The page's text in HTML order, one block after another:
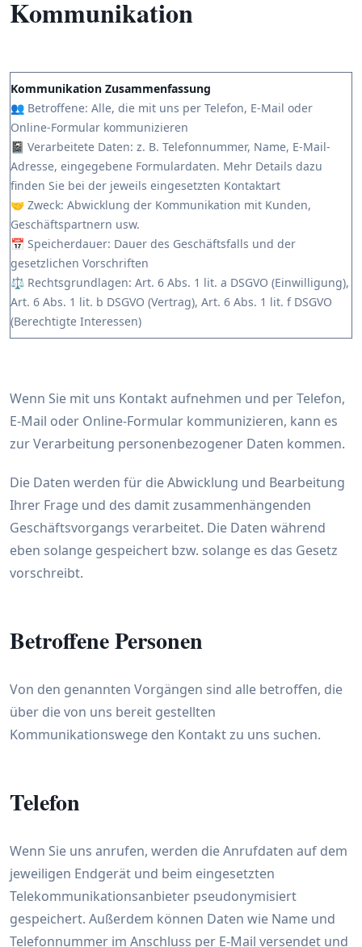
Kommunikation
Kommunikation Zusammenfassung
👥 Betroffene: Alle, die mit uns per Telefon, E-Mail oder
Online-Formular kommunizieren
📓 Verarbeitete Daten: z. B. Telefonnummer, Name, E-Mail-
Adresse, eingegebene Formulardaten. Mehr Details dazu
finden Sie bei der jeweils eingesetzten Kontaktart
🤝 Zweck: Abwicklung der Kommunikation mit Kunden,
Geschäftspartnern usw.
📅 Speicherdauer: Dauer des Geschäftsfalls und der
gesetzlichen Vorschriften
⚖️ Rechtsgrundlagen: Art. 6 Abs. 1 lit. a DSGVO (Einwilligung),
Art. 6 Abs. 1 lit. b DSGVO (Vertrag), Art. 6 Abs. 1 lit. f DSGVO
(Berechtigte Interessen)
Wenn Sie mit uns Kontakt aufnehmen und per Telefon,
E-Mail oder Online-Formular kommunizieren, kann es
zur Verarbeitung personenbezogener Daten kommen.
Die Daten werden für die Abwicklung und Bearbeitung
Ihrer Frage und des damit zusammenhängenden
Geschäftsvorgangs verarbeitet. Die Daten während
eben solange gespeichert bzw. solange es das Gesetz
vorschreibt.
Betroffene Personen
Von den genannten Vorgängen sind alle betroffen, die
über die von uns bereit gestellten
Kommunikationswege den Kontakt zu uns suchen.
Telefon
Wenn Sie uns anrufen, werden die Anrufdaten auf dem
jeweiligen Endgerät und beim eingesetzten
Telekommunikationsanbieter pseudonymisiert
gespeichert. Außerdem können Daten wie Name und
Telefonnummer im Anschluss per E-Mail versendet und